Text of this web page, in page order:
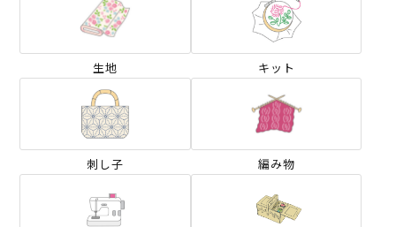
生地 キット
刺し子 編み物